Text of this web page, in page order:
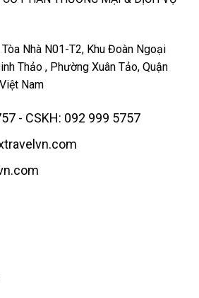
Nhà N01-T2, Khu Đoàn Ngoại
Thảo , Phường Xuân Tảo, Quận
Nam
- CSKH: 092 999 5757